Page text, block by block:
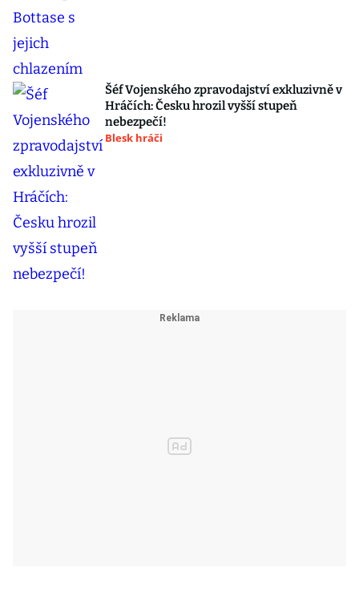
Šéf Vojenského zpravodajství exkluzivně v
Hráčích: Česku hrozil vyšší stupeň
nebezpečí!
Blesk hráči